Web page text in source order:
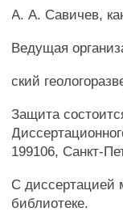
А. А. Савичев,
Ведущая
ский
Защита
199106, Санкт-
С диссертацией
библиотеке.